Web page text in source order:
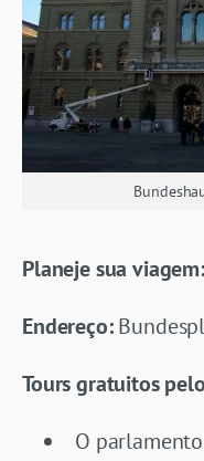
Planeje sua viagem:
Endereço:
Tours gratuitos
O